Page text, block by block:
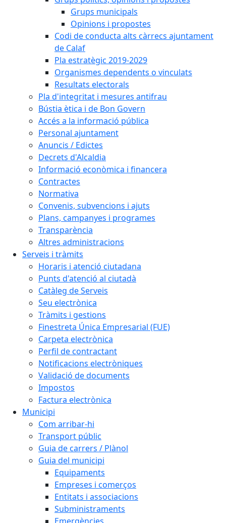
Grups municipals
Opinions i propostes
Codi de conducta alts càrrecs ajuntament
de Calaf
Pla estratègic 2019-2029
Organismes dependents o vinculats
Resultats electorals
Pla d'integritat i mesures antifrau
Bústia ètica i de Bon Govern
Accés a la informació pública
Personal ajuntament
Anuncis / Edictes
Decrets d'Alcaldia
Informació econòmica i financera
Contractes
Normativa
Convenis, subvencions i ajuts
Plans, campanyes i programes
Transparència
Altres administracions
Serveis i tràmits
Horaris i atenció ciutadana
Punts d'atenció al ciutadà
Catàleg de Serveis
Seu electrònica
Tràmits i gestions
Finestreta Única Empresarial (FUE)
Carpeta electrònica
Perfil de contractant
Notificacions electròniques
Validació de documents
Impostos
Factura electrònica
Municipi
Com arribar-hi
Transport públic
Guia de carrers / Plànol
Guia del municipi
Equipaments
Empreses i comerços
Entitats i associacions
Subministraments